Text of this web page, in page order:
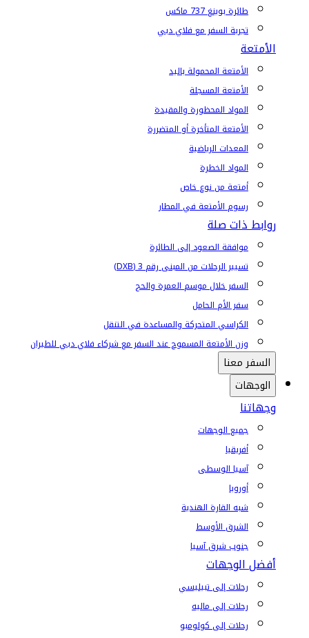
طائرة بوينغ 737 ماكس
تجربة السفر مع فلاي دبي
الأمتعة
الأمتعة المحمولة باليد
الأمتعة المسجلة
المواد المحظورة والمقيدة
الأمتعة المتأخرة أو المتضررة
المعدات الرياضية
المواد الخطرة
أمتعة من نوع خاص
رسوم الأمتعة في المطار
روابط ذات صلة
موافقة الصعود إلى الطائرة
تسيير الرحلات من المبنى رقم 3 (DXB)
السفر خلال موسم العمرة والحج
سفر الأم الحامل
الكراسي المتحركة والمساعدة في التنقل
وزن الأمتعة المسموح عند السفر مع شركاء فلاي دبي للطيران
السفر معنا
الوجهات
وجهاتنا
جميع الوجهات
أفريقيا
آسيا الوسطى
أوروبا
شبه القارة الهندية
الشرق الأوسط
جنوب شرق آسيا
أفضل الوجهات
رحلات إلى تبيليسي
رحلات إلى ماليه
رحلات إلى كولومبو